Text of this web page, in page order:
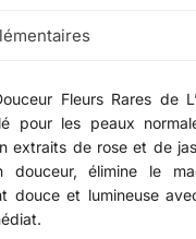
Fleurs Rares de
pour les peaux
extraits de rose et de
douceur, élimine le
douce et lumineuse